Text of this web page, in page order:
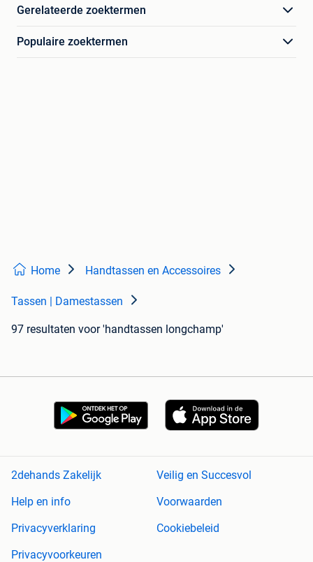
Gerelateerde zoektermen
Populaire zoektermen
Home Handtassen en Accessoires
Tassen | Damestassen
97 resultaten voor 'handtassen longchamp'
2dehands Zakelijk
Veilig en Succesvol
Help en info
Voorwaarden
Privacyverklaring
Cookiebeleid
Privacyvoorkeuren